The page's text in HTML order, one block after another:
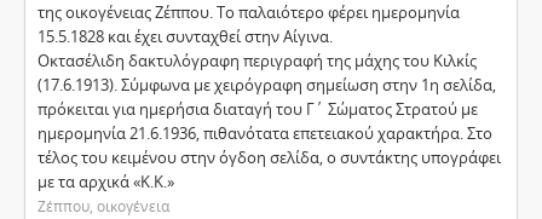
της οικογένειας Ζέππου. Το παλαιότερο φέρει ημερομηνία
15.5.1828 και έχει συνταχθεί στην Αίγινα.
Οκτασέλιδη δακτυλόγραφη περιγραφή της μάχης του Κιλκίς
(17.6.1913). Σύμφωνα με χειρόγραφη σημείωση στην 1η σελίδα,
πρόκειται για ημερήσια διαταγή του Γ΄ Σώματος Στρατού με
ημερομηνία 21.6.1936, πιθανότατα επετειακού χαρακτήρα. Στο
τέλος του κειμένου στην όγδοη σελίδα, ο συντάκτης υπογράφει
με τα αρχικά «Κ.Κ.»
Ζέππου, οικογένεια